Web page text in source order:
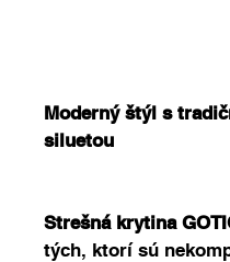
Moderný štýl s
siluetou
Strešná krytina
tých, ktorí sú